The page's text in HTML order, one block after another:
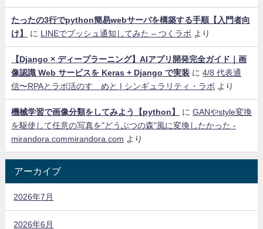
たったの3行でpython簡易webサーバを構築する手順【入門者向
け】
に LINEでプッシュ通知してみた – つくラボ より
【Django × ディープラーニング】AIアプリ開発完全ガイド｜画
像認識 Web サービスを Keras + Django で実装 に 4/8 代表通
信〜RPAとラボ活のすゝめと | シンギュラリティ・ラボ より
機械学習で画像分類をしてみよう【python】 に GANやstyle変換
を駆使して任意の写真を"どうぶつの森"風に変換したかった -
mirandora.commirandora.com より
アーカイブ
2026年7月
2026年6月